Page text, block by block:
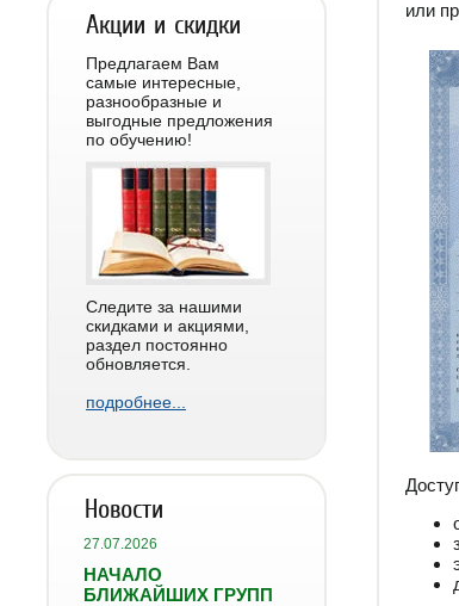
или
Акции и скидки
Предлагаем Вам
самые интересные,
разнообразные и
выгодные предложения
по обучению!
Следите за нашими
скидками и акциями,
раздел постоянно
обновляется.
подробнее...
Новости
27.07.2026
НАЧАЛО
БЛИЖАЙШИХ ГРУПП